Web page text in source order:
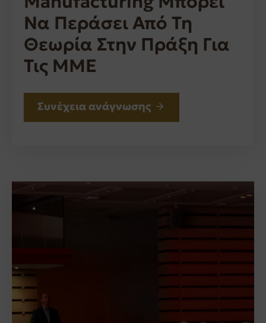
Να Περάσει Από Τη
Θεωρία Στην Πράξη Για
Τις ΜΜΕ
Συνέχεια ανάγνωσης